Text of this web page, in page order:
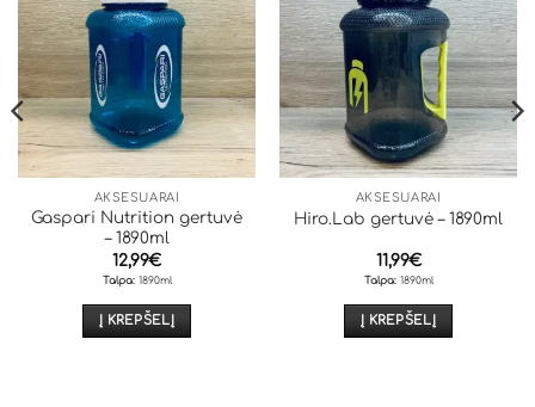
AKSESUARAI
Gaspari Nutrition gertuvė
– 1890ml
12,99€
Talpa:1890ml
Į KREPŠELĮ
AKSESUARAI
Hiro.Lab gertuvė – 1890ml
11,99€
Talpa:1890ml
Į KREPŠELĮ